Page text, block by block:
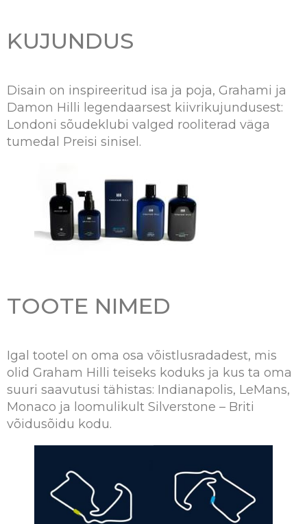
KUJUNDUS
Disain on inspireeritud isa ja poja, Grahami ja
Damon Hilli legendaarsest kiivrikujundusest:
Londoni sõudeklubi valged rooliterad väga
tumedal Preisi sinisel.
TOOTE NIMED
Igal tootel on oma osa võistlusradadest, mis
olid Graham Hilli teiseks koduks ja kus ta oma
suuri saavutusi tähistas: Indianapolis, LeMans,
Monaco ja loomulikult Silverstone – Briti
võidusõidu kodu.